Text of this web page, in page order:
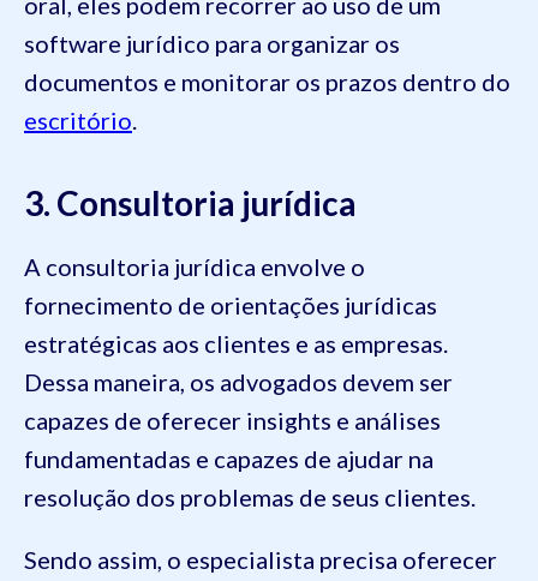
software jurídico para organizar os
documentos e monitorar os prazos dentro do
escritório
3. Consultoria jurídica
A consultoria jurídica envolve o
fornecimento de orientações jurídicas
estratégicas aos clientes e as empresas.
Dessa maneira, os advogados devem ser
capazes de oferecer insights e análises
fundamentadas e capazes de ajudar na
resolução dos problemas de seus clientes.
Sendo assim, o especialista precisa oferecer